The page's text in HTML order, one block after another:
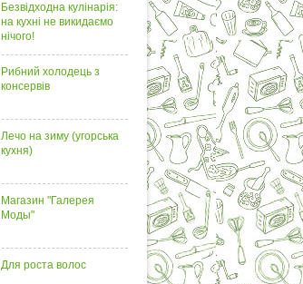
Безвідходна кулінарія:
на кухні не викидаємо
нічого!
Рибний холодець з
консервів
Лечо на зиму (угорська
кухня)
Магазин "Галерея
Моды"
Для роста волос